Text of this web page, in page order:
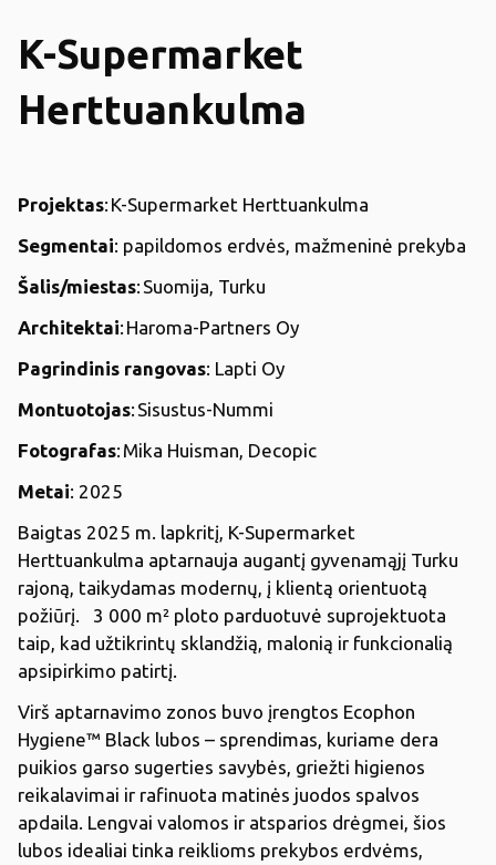
K-Supermarket
Herttuankulma
Projektas: K-Supermarket Herttuankulma
Segmentai: papildomos erdvės, mažmeninė prekyba
Šalis/miestas: Suomija, Turku
Architektai: Haroma-Partners Oy
Pagrindinis rangovas: Lapti Oy
Montuotojas: Sisustus-Nummi
Fotografas: Mika Huisman, Decopic
Metai: 2025
Baigtas 2025 m. lapkritį, K-Supermarket
Herttuankulma aptarnauja augantį gyvenamąjį Turku
rajoną, taikydamas modernų, į klientą orientuotą
požiūrį. 3 000 m² ploto parduotuvė suprojektuota
taip, kad užtikrintų sklandžią, malonią ir funkcionalią
apsipirkimo patirtį.
Virš aptarnavimo zonos buvo įrengtos Ecophon
Hygiene™ Black lubos – sprendimas, kuriame dera
puikios garso sugerties savybės, griežti higienos
reikalavimai ir rafinuota matinės juodos spalvos
apdaila. Lengvai valomos ir atsparios drėgmei, šios
lubos idealiai tinka reiklioms prekybos erdvėms,